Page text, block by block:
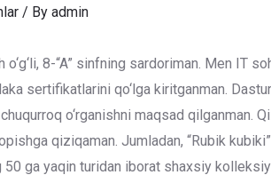
/ By admin
8-“A” sinfning sardoriman. Men IT
sertifikatlarini qo‘lga kiritganman.
o‘rganishni maqsad qilganman.
qiziqaman. Jumladan, “Rubik
50 ga yaqin turidan iborat shaxsiy